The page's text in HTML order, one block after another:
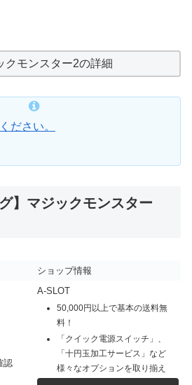
クモンスター2の詳細
ださい。
】マジックモンスター
ショップ情報
認
A-SLOT
50,000円以上で基本の送料無
料！
「クイック電源スイッチ」、
「十円玉加工サービス」など
様々なオプションを取り揃え